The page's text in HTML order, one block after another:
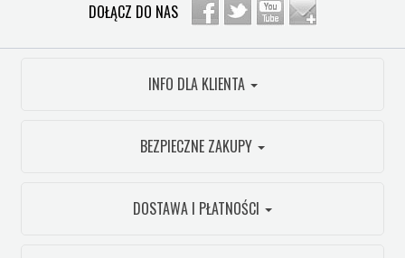
DOŁĄCZ DO NAS
INFO DLA KLIENTA
BEZPIECZNE ZAKUPY
DOSTAWA I PŁATNOŚCI